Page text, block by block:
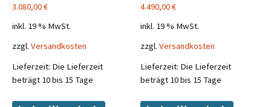
3.080,00€
inkl. 19 % MwSt.
zzgl. Versandkosten
Lieferzeit: Die Lieferzeit
beträgt 10 bis 15 Tage
4.490,00€
inkl. 19 % MwSt.
zzgl.Versandkosten
Lieferzeit: Die Lieferzeit
beträgt 10 bis 15 Tage